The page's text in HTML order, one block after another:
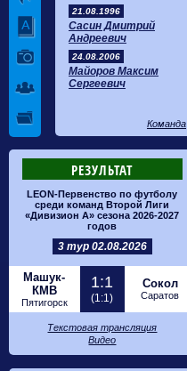
21.08.1996
Сасин Дмитрий
Андреевич
24.08.2006
Майоров Максим
Сергеевич
Команда
РЕЗУЛЬТАТ
LEON-Первенство по футболу
среди команд Второй Лиги
«Дивизион А» сезона 2026-2027
годов
3 тур 02.08.2026
Машук-
КМВ
Пятигорск
1:1
(1:1)
Сокол
Саратов
Текстовая трансляция
Видео